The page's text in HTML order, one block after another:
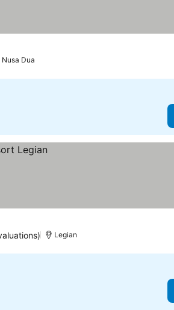
Nusa Dua
Legian